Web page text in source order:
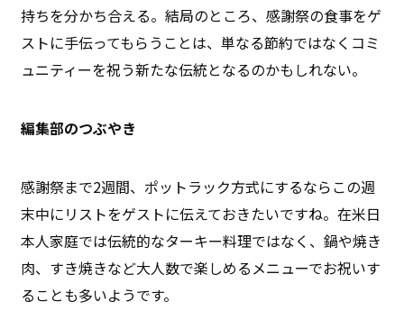
持ちを分かち合える。結局のところ、感謝祭の食事をゲ
ストに手伝ってもらうことは、単なる節約ではなくコミ
ュニティーを祝う新たな伝統となるのかもしれない。
編集部のつぶやき
感謝祭まで2週間、ポットラック方式にするならこの週
末中にリストをゲストに伝えておきたいですね。在米日
本人家庭では伝統的なターキー料理ではなく、鍋や焼き
肉、すき焼きなど大人数で楽しめるメニューでお祝いす
ることも多いようです。